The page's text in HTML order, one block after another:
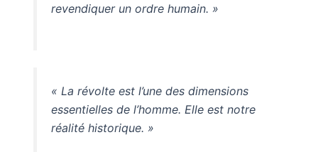
revendiquer un ordre humain. »
« La révolte est l’une des dimensions
essentielles de l’homme. Elle est notre
réalité historique. »